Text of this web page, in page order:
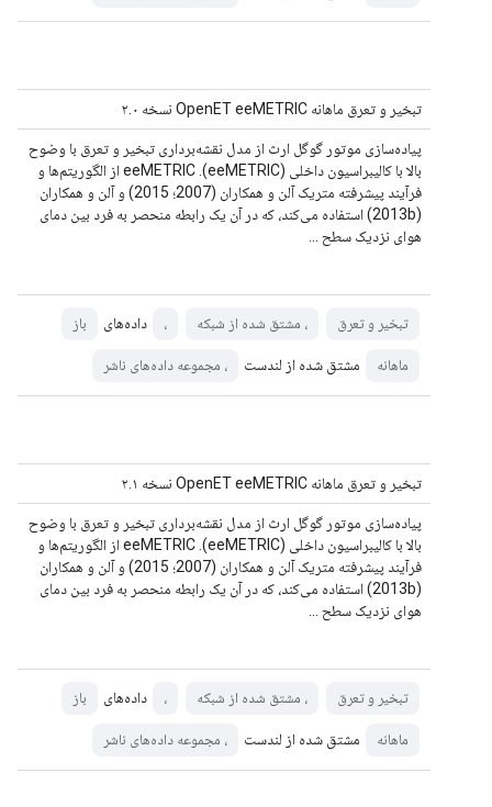
تبخیر و تعرق ماهانه OpenET eeMETRIC نسخه ۲.۰
پیاده‌سازی موتور گوگل ارث از مدل نقشه‌برداری تبخیر و تعرق با وضوح
بالا با کالیبراسیون داخلی (eeMETRIC). eeMETRIC از الگوریتم‌ها و
فرآیند پیشرفته متریک آلن و همکاران (2007؛ 2015) و آلن و همکاران
(2013b) استفاده می‌کند، که در آن یک رابطه منحصر به فرد بین دمای
هوای نزدیک سطح ...
تبخیر و تعرق ، مشتق شده از شبکه ، داده‌های باز
ماهانه مشتق شده از لندست ، مجموعه داده‌های ناشر
تبخیر و تعرق ماهانه OpenET eeMETRIC نسخه ۲.۱
پیاده‌سازی موتور گوگل ارث از مدل نقشه‌برداری تبخیر و تعرق با وضوح
بالا با کالیبراسیون داخلی (eeMETRIC). eeMETRIC از الگوریتم‌ها و
فرآیند پیشرفته متریک آلن و همکاران (2007؛ 2015) و آلن و همکاران
(2013b) استفاده می‌کند، که در آن یک رابطه منحصر به فرد بین دمای
هوای نزدیک سطح ...
تبخیر و تعرق ، مشتق شده از شبکه ، داده‌های باز
ماهانه مشتق شده از لندست ، مجموعه داده‌های ناشر